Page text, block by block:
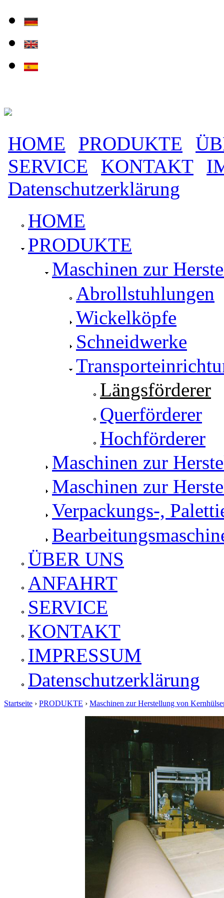
Hauptmenü
HOME PRODUKTE
SERVICE
KONTAKT
Datenschutzerklärung
HOME
PRODUKTE
Maschinen zur
Abrollstuhlungen
Wickelköpfe
Schneidwerke
Längsförderer
Querförderer
Hochförderer
Maschinen zur
Maschinen zur
Verpackungs-,
ÜBER UNS
ANFAHRT
SERVICE
KONTAKT
IMPRESSUM
Datenschutzerklärung
Startseite › PRODUKTE › Maschinen zur Herstellung von